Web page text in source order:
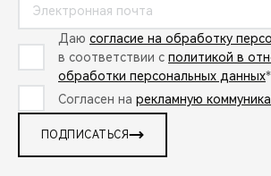
Даю согласие на обработку
в соответствии с политикой в
обработки персональных данных*
Согласен на рекламную
ПОДПИСАТЬСЯ